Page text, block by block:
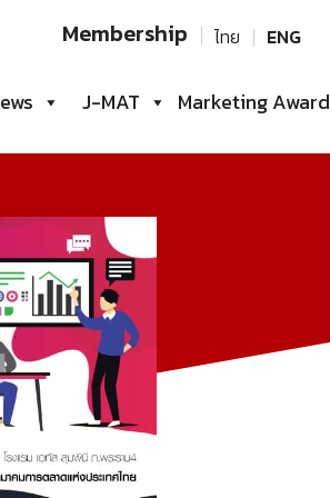
Membership ไทย ENG
J-MAT Marketing Award